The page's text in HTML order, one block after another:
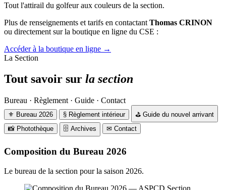
Tout l'attirail du golfeur aux couleurs de la section.
Plus de renseignements et tarifs en contactant Thomas CRINON
ou directement sur la boutique en ligne du CSE :
Accéder à la boutique en ligne →
La Section
Tout savoir sur la section
Bureau · Règlement · Guide · Contact
⚜ Bureau 2026 § Règlement intérieur ⛳ Guide du nouvel arrivant
📸 Photothèque 🗄 Archives ✉ Contact
Composition du Bureau 2026
Le bureau de la section pour la saison 2026.